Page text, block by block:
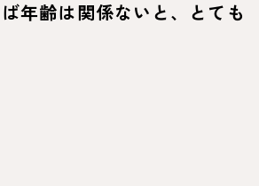
年齢は関係ないと、とても